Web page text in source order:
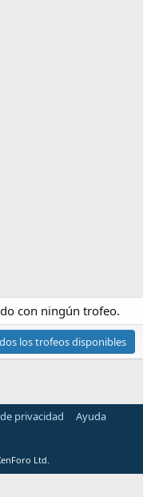
con ningún trofeo.
los trofeos disponibles
privacidad
Ayuda
Ltd.